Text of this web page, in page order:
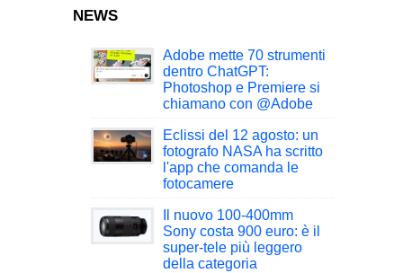
NEWS
Adobe mette 70 strumenti
dentro ChatGPT:
Photoshop e Premiere si
chiamano con @Adobe
Eclissi del 12 agosto: un
fotografo NASA ha scritto
l'app che comanda le
fotocamere
Il nuovo 100-400mm
Sony costa 900 euro: è il
super-tele più leggero
della categoria